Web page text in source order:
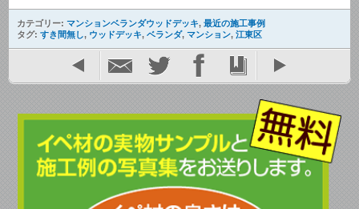
カテゴリー: マンションベランダウッドデッキ, 最近の施工事例
タグ: すき間無し, ウッドデッキ, ベランダ, マンション, 江東区